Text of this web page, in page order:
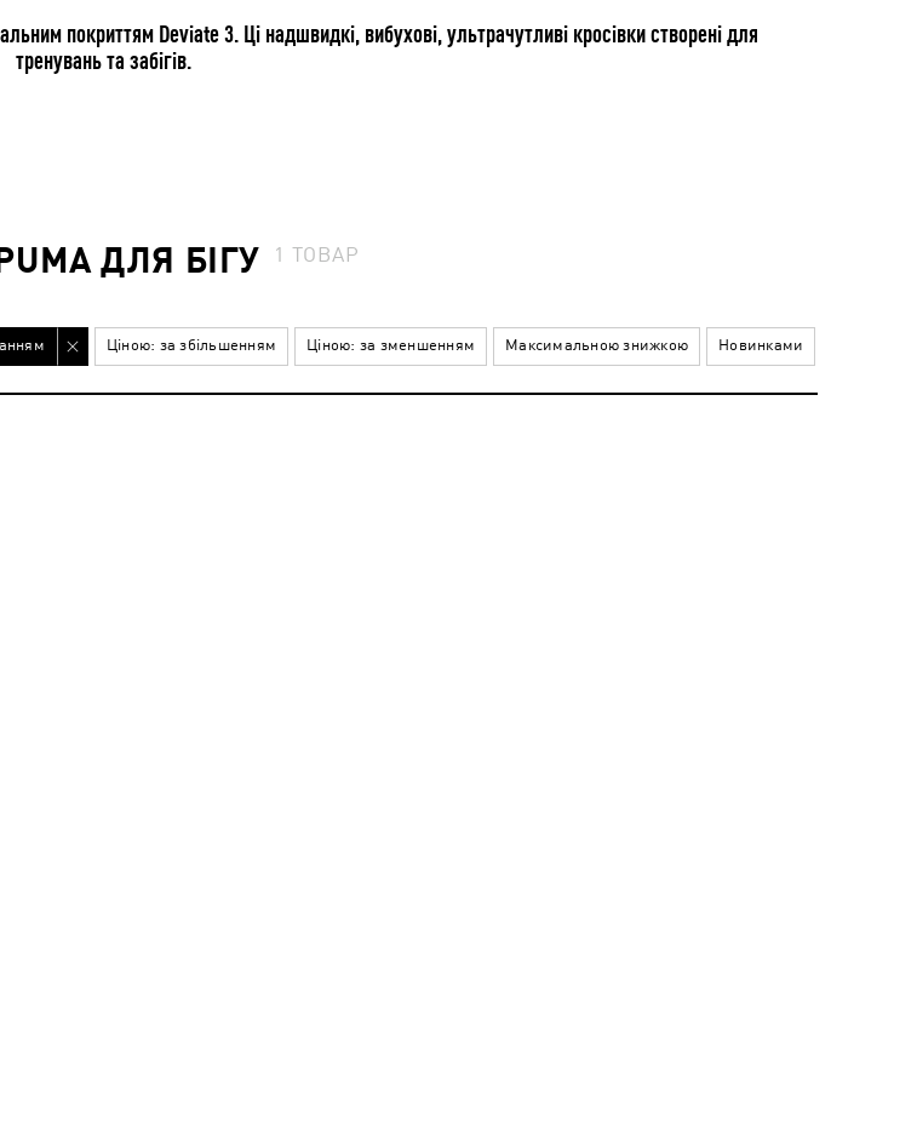
покриттям Deviate 3. Ці надшвидкі, вибухові, ультрачутливі кросівки створені для
тренувань та забігів.
ДЛЯ БІГУ 1 ТОВАР
Ціною: за збільшенням Ціною: за зменшенням Максимальною знижкою Новинками